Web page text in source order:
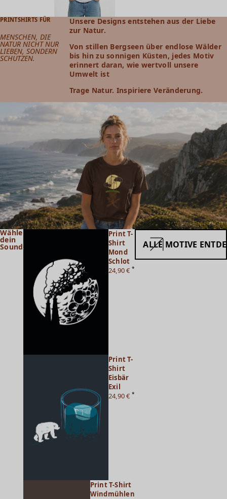
PRINTSHIRTS FÜR
MENSCHEN, DIE
NATUR NICHT NUR
LIEBEN, SONDERN
SCHÜTZEN.
Unsere Designs entstehen aus der Liebe
zur Natur.
Von stillen Bergseen über endlose Wälder
bis hin zu sonnigen Küsten, jedes Motiv
erinnert daran, wie wertvoll unsere
Umwelt ist
Trage Natur. Inspiriere Veränderung.
Wähle
dein
Sound
Print T-
Shirt
Mond
Schlot
24,90 € *
Print T-
Shirt
Eisbär
Exil
24,90 € *
Print T-Shirt
Windmühlen
ALLE MOTIVE